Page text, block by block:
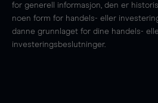
for generell informasjon, den er
noen form for handels- eller
danne grunnlaget for dine handels-
investeringsbeslutninger.